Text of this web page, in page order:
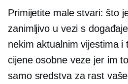
Primijetite male stvari: što
zanimljivo u vezi s
nekim aktualnim vijestima i
cijene osobne veze jer im
samo sredstva za rast